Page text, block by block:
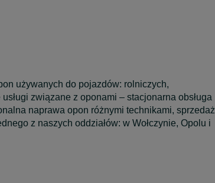
używanych do pojazdów: rolniczych,
związane z oponami – stacjonarna obsługa
naprawa opon różnymi technikami, sprzedaż
z naszych oddziałów: w Wołczynie, Opolu i